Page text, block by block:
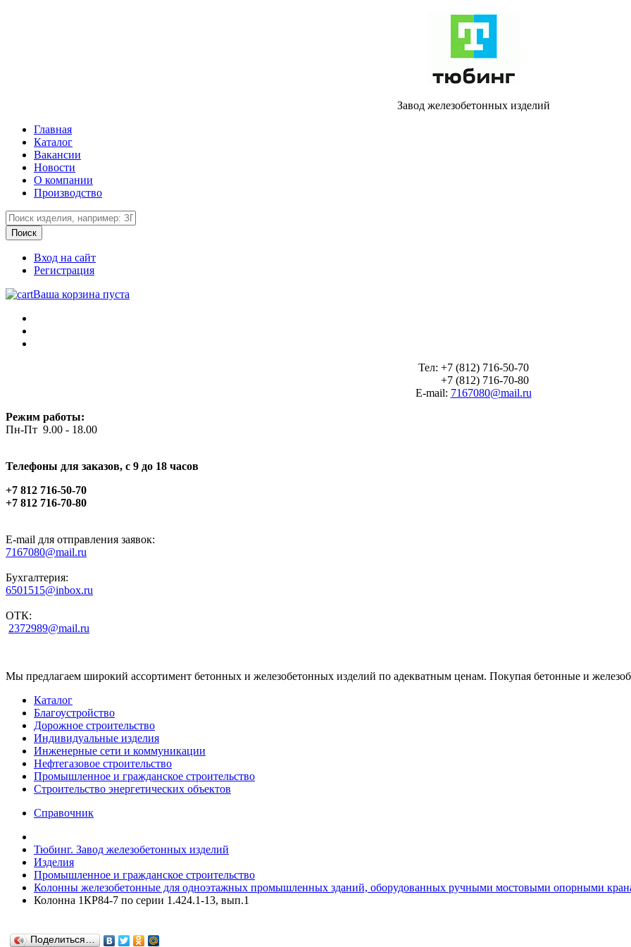
Завод железобетонных изделий
Главная
Каталог
Вакансии
Новости
О компании
Производство
Вход на сайт
Регистрация
Ваша корзина пуста
Тел: +7 (812) 716-50-70
+7 (812) 716-70-80
E-mail: 7167080@mail.ru
Режим работы:
Пн-Пт 9.00 - 18.00
Телефоны для заказов, c 9 до 18 часов
+7 812 716-50-70
+7 812 716-70-80
E-mail для отправления заявок:
7167080@mail.ru
Бухгалтерия:
6501515@inbox.ru
ОТК:
2372989@mail.ru
Мы предлагаем широкий ассортимент бетонных и железобетонных изделий по адекватным ценам. Покупая бетонные и
Каталог
Благоустройство
Дорожное строительство
Индивидуальные изделия
Инженерные сети и коммуникации
Нефтегазовое строительство
Промышленное и гражданское строительство
Строительство энергетических объектов
Справочник
Тюбинг. Завод железобетонных изделий
Изделия
Промышленное и гражданское строительство
Колонны железобетонные для одноэтажных промышленных зданий, оборудованных ручными мостовыми опорными
Колонна 1КР84-7 по серии 1.424.1-13, вып.1
Поделиться…